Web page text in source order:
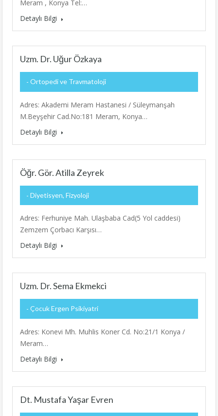
Meram , Konya Tel:…
Detaylı Bilgi
Uzm. Dr. Uğur Özkaya
Ortopedi ve Travmatoloji
Adres: Akademi Meram Hastanesi / Süleymanşah
M.Beyşehir Cad.No:181 Meram, Konya…
Detaylı Bilgi
Öğr. Gör. Atilla Zeyrek
Diyetisyen, Fizyoloji
Adres: Ferhuniye Mah. Ulaşbaba Cad(5 Yol caddesi)
Zemzem Çorbacı Karşısı…
Detaylı Bilgi
Uzm. Dr. Sema Ekmekci
Çocuk Ergen Psikiyatri
Adres: Konevi Mh. Muhlis Koner Cd. No:21/1 Konya /
Meram…
Detaylı Bilgi
Dt. Mustafa Yaşar Evren